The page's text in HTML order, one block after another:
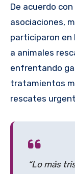
De acuerdo
asociaciones,
participaron en
a animales
enfrentando
tratamientos
rescates
“Lo más